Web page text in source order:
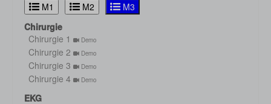
M1 M2
M3
Chirurgie
Chirurgie 1
Demo
Chirurgie 2 Demo
Chirurgie 3 Demo
Chirurgie 4 Demo
EKG